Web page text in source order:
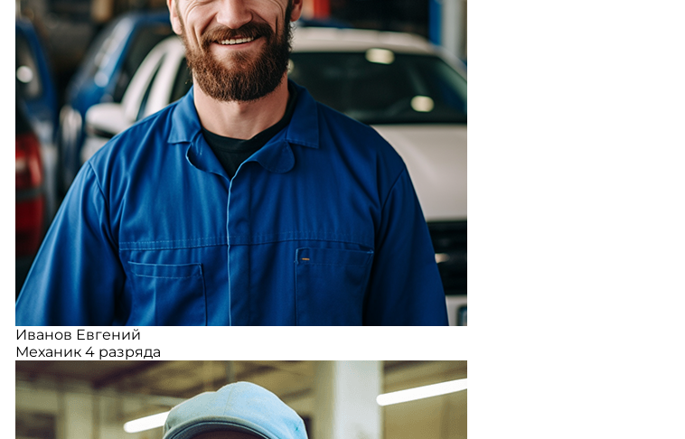
Иванов Евгений
Механик 4 разряда